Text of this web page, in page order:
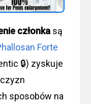
członka są
Forte
🔒) zyskuje
sposobów na